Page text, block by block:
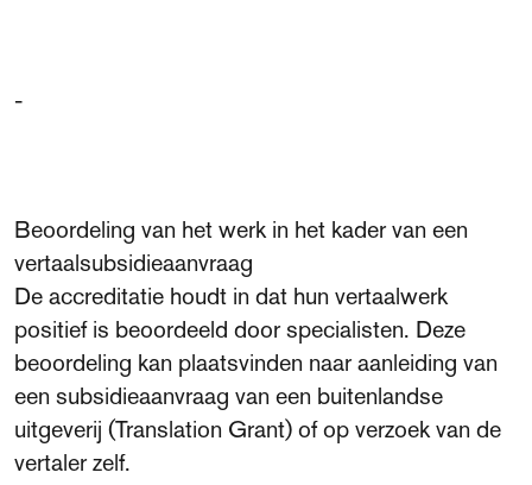
-
Beoordeling van het werk in het kader van een
vertaalsubsidieaanvraag
De accreditatie houdt in dat hun vertaalwerk
positief is beoordeeld door specialisten. Deze
beoordeling kan plaatsvinden naar aanleiding van
een subsidieaanvraag van een buitenlandse
uitgeverij (Translation Grant) of op verzoek van de
vertaler zelf.